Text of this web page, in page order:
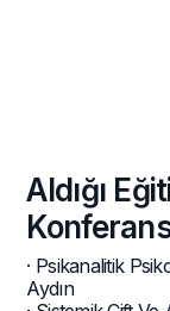
Aldığı
· Psikanalitik
Aydın